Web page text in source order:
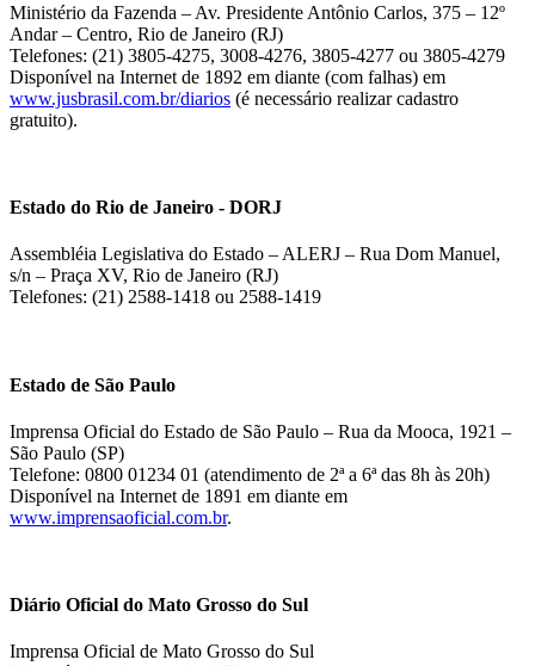
Ministério da Fazenda – Av. Presidente Antônio Carlos, 375 – 12º
Andar – Centro, Rio de Janeiro (RJ)
Telefones: (21) 3805-4275, 3008-4276, 3805-4277 ou 3805-4279
Disponível na Internet de 1892 em diante (com falhas) em
www.jusbrasil.com.br/diarios (é necessário realizar cadastro
gratuito).
Estado do Rio de Janeiro - DORJ
Assembléia Legislativa do Estado – ALERJ – Rua Dom Manuel,
s/n – Praça XV, Rio de Janeiro (RJ)
Telefones: (21) 2588-1418 ou 2588-1419
Estado de São Paulo
Imprensa Oficial do Estado de São Paulo – Rua da Mooca, 1921 –
São Paulo (SP)
Telefone: 0800 01234 01 (atendimento de 2ª a 6ª das 8h às 20h)
Disponível na Internet de 1891 em diante em
www.imprensaoficial.com.br.
Diário Oficial do Mato Grosso do Sul
Imprensa Oficial de Mato Grosso do Sul